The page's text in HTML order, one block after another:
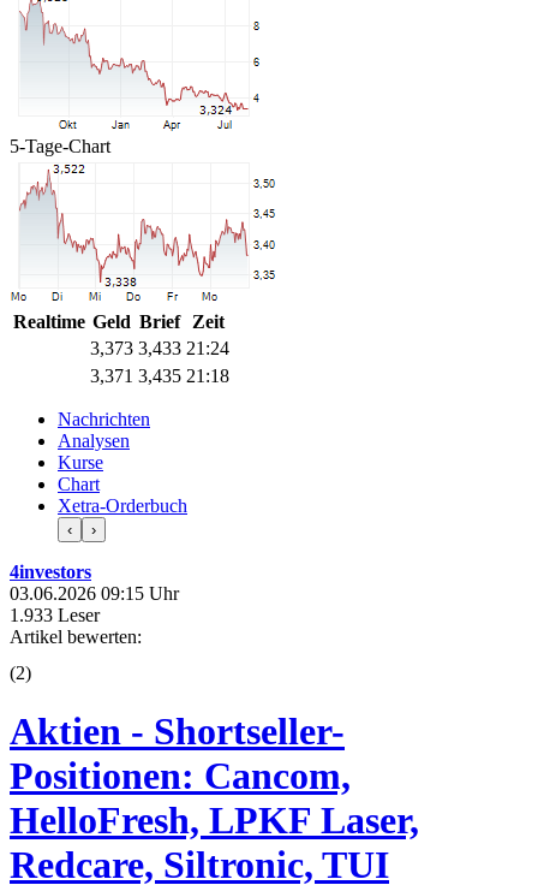
5-Tage-Chart
Realtime Geld Brief
Zeit
3,373 3,433 21:24
3,371 3,435 21:18
Nachrichten
Analysen
Kurse
Chart
Xetra-Orderbuch
‹ ›
4investors
03.06.2026 09:15 Uhr
1.933 Leser
Artikel bewerten:
(2)
Aktien - Shortseller-
Positionen: Cancom,
HelloFresh, LPKF Laser,
Redcare, Siltronic, TUI